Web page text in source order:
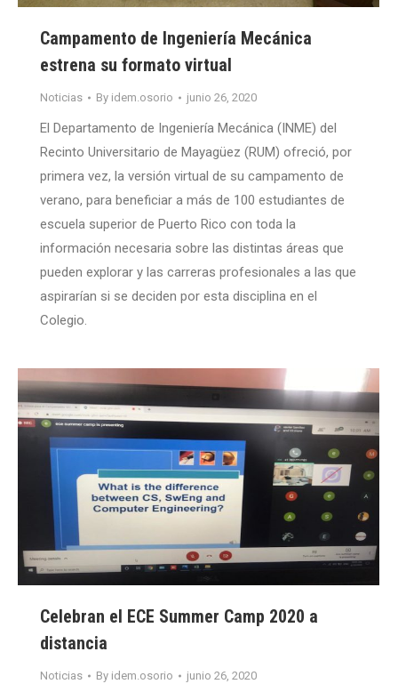
Campamento de Ingeniería Mecánica
estrena su formato virtual
Noticias By idem.osorio junio 26, 2020
El Departamento de Ingeniería Mecánica (INME) del
Recinto Universitario de Mayagüez (RUM) ofreció, por
primera vez, la versión virtual de su campamento de
verano, para beneficiar a más de 100 estudiantes de
escuela superior de Puerto Rico con toda la
información necesaria sobre las distintas áreas que
pueden explorar y las carreras profesionales a las que
aspirarían si se deciden por esta disciplina en el
Colegio.
Celebran el ECE Summer Camp 2020 a
distancia
Noticias By idem.osorio junio 26, 2020